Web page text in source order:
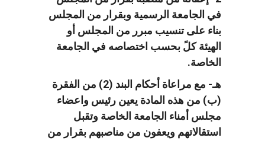
في الجامعة الرسمية وبقرار من المجلس
بناء على تنسيب مبرر من المجلس أو
الهيئة كلً بحسب اختصاصه في الجامعة
الخاصة.
هـ- مع مراعاة أحكام البند (2) من الفقرة
(ب) من هذه المادة يعين رئيس واعضاء
مجلس أمناء الجامعة الخاصة وتقبل
استقالاتهم ويعفون من مناصبهم بقرار من